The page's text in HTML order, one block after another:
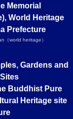
Memorial
World Heritage
Prefecture
（world heritage）
Gardens and
Buddhist Pure
Heritage site